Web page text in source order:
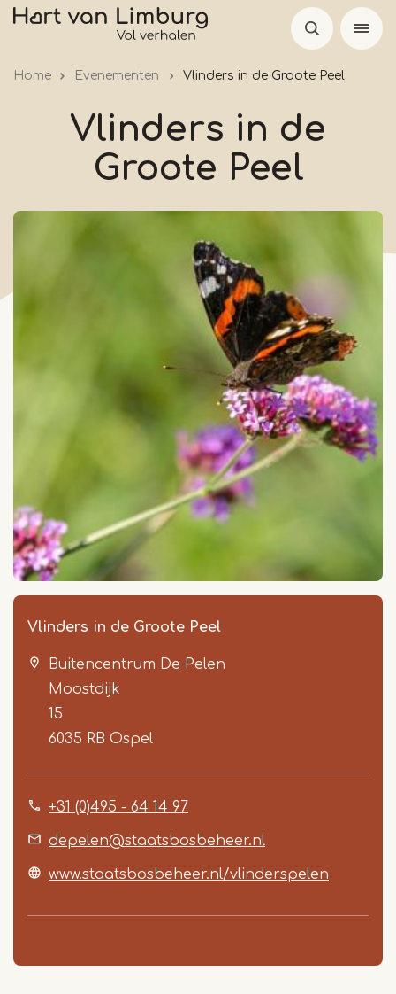
Overslaan
Home Evenementen Vlinders in de Groote Peel
Vlinders in de
Groote Peel
Vlinders in de Groote Peel
Buitencentrum De Pelen
Moostdijk
15
6035 RB Ospel
+31 (0)495 - 64 14 97
depelen@staatsbosbeheer.nl
www.staatsbosbeheer.nl/vlinderspelen